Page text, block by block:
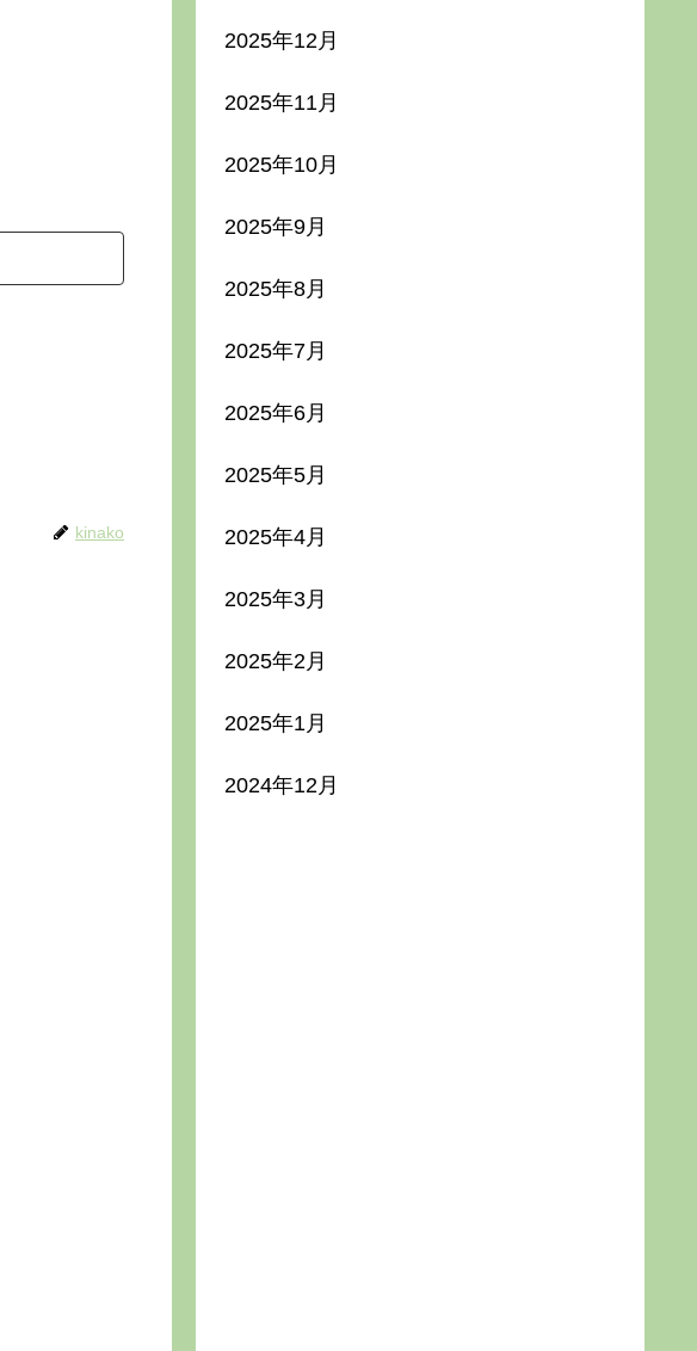
kinako
2025年12月
2025年11月
2025年10月
2025年9月
2025年8月
2025年7月
2025年6月
2025年5月
2025年4月
2025年3月
2025年2月
2025年1月
2024年12月